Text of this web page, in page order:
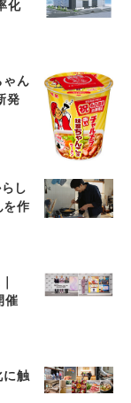
化
ゃん
発
し
を作
催
に触